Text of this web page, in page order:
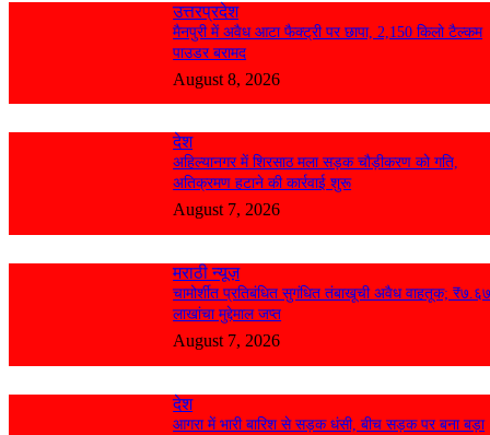
उत्तरप्रदेश
मैनपुरी में अवैध आटा फैक्ट्री पर छापा, 2,150 किलो टैल्कम
पाउडर बरामद
August 8, 2026
देश
अहिल्यानगर में शिरसाठ मला सड़क चौड़ीकरण को गति,
अतिक्रमण हटाने की कार्रवाई शुरू
August 7, 2026
मराठी न्यूज़
चामोर्शीत प्रतिबंधित सुगंधित तंबाखूची अवैध वाहतूक;
लाखांचा मुद्देमाल जप्त
August 7, 2026
देश
आगरा में भारी बारिश से सड़क धंसी, बीच सड़क पर बना बड़ा